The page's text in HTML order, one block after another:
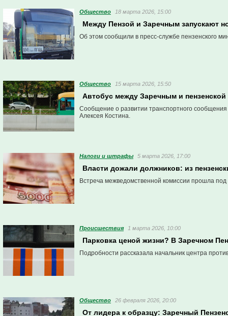
Общество 18 марта 2026, 15:00
Между Пензой и Заречным запускают
Об этом сообщили в пресс-службе пензенского
Общество 15 марта 2026, 15:50
Автобус между Заречным и пензенской
Сообщение о развитии транспортного
Алексея Костина.
Налоги и штрафы 5 марта 2026, 17:00
Власти дожали должников: из
Встреча межведомственной комиссии прошла
Проиcшествия 1 марта 2026, 10:00
Парковка ценой жизни? В Заречном
Подробности рассказала начальник центра
Общество 26 февраля 2026, 20:00
От лидера к образцу: Заречный